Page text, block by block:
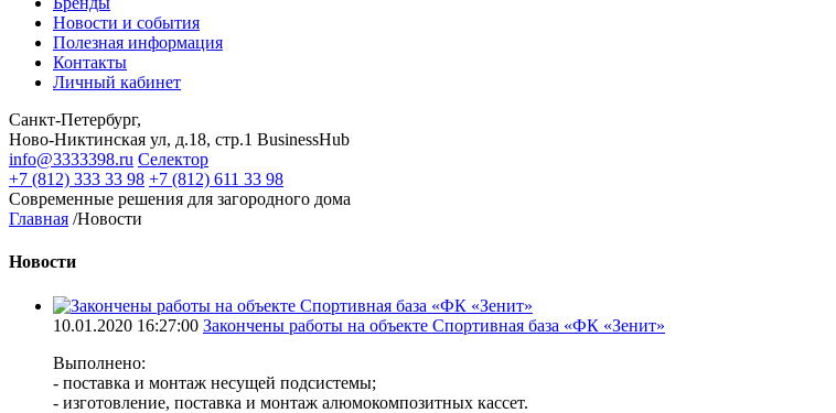
Новости и события
Полезная информация
Контакты
Личный кабинет
Санкт-Петербург,
Ново-Никтинская ул, д.18, стр.1 BusinessHub
info@3333398.ru Селектор
+7 (812) 333 33 98 +7 (812) 611 33 98
Современные решения для загородного дома
Главная /Новости
Новости
10.01.2020 16:27:00 Закончены работы на объекте Спортивная база «ФК «Зенит»
Выполнено:
- поставка и монтаж несущей подсистемы;
- изготовление, поставка и монтаж алюмокомпозитных кассет.